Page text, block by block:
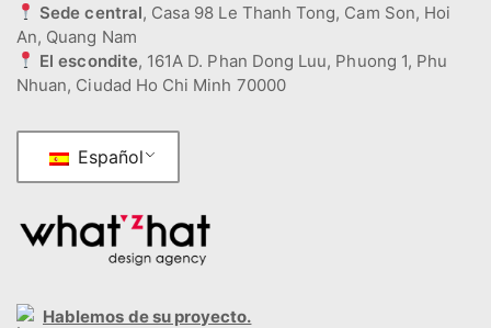
Sede central, Casa 98 Le Thanh Tong, Cam Son, Hoi
An, Quang Nam
El escondite, 161A D. Phan Dong Luu, Phuong 1, Phu
Nhuan, Ciudad Ho Chi Minh 70000
Español
Hablemos de su proyecto.